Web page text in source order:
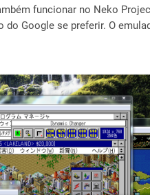
funcionar no Neko
do Google se preferir. O